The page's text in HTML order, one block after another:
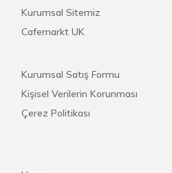
Kurumsal Sitemiz
Cafemarkt UK
Kurumsal Satış Formu
Kişisel Verilerin Korunması
Çerez Politikası